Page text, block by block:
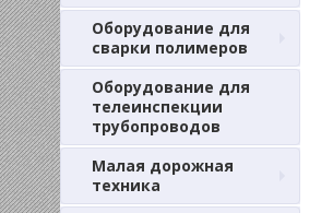
Оборудование для
сварки полимеров
Оборудование для
телеинспекции
трубопроводов
Малая дорожная
техника